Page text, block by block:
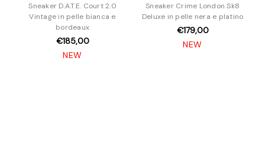
Sneaker D.A.T.E. Court 2.0
Vintage in pelle bianca e
bordeaux
€185,00
NEW
Sneaker Crime London Sk8
Deluxe in pelle nera e platino
€179,00
NEW